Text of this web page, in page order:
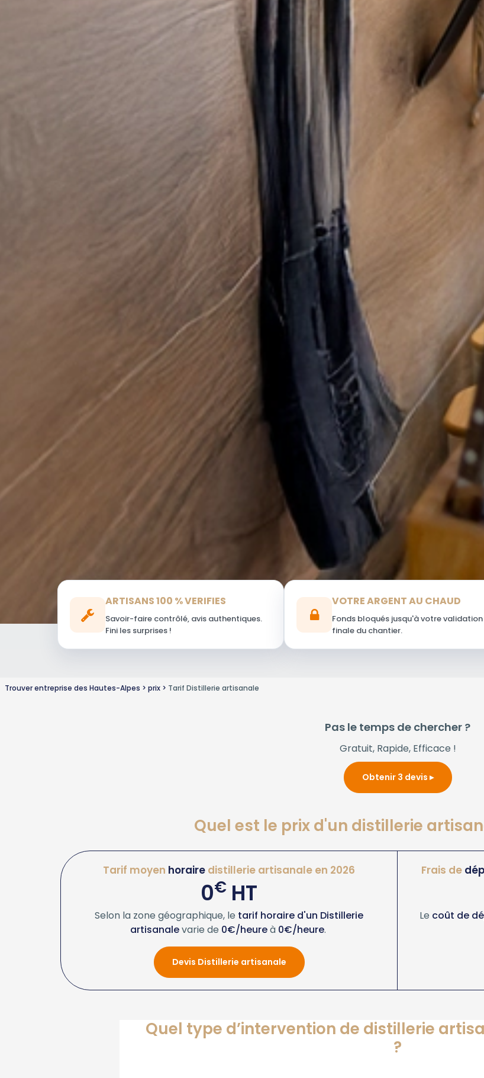
ARTISANS 100 % VERIFIES
Savoir-faire contrôlé, avis authentiques.
Fini les surprises !
VOTRE ARGENT AU CHAUD
Fonds bloqués jusqu'à votre validation
finale du chantier.
Trouver entreprise des Hautes-Alpes prix Tarif Distillerie artisanale
Pas le temps de chercher ?
Gratuit, Rapide, Efficace !
Obtenir 3 devis
Quel est le prix d'un distillerie
Tarif moyen horaire distillerie artisanale en 2026
0€ HT
Selon la zone géographique, le tarif horaire d'un Distillerie
artisanalevarie de 0€/heureà 0€/heure.
Devis Distillerie artisanale
Frais de
Le coût de
Quel type d’intervention de distillerie
?